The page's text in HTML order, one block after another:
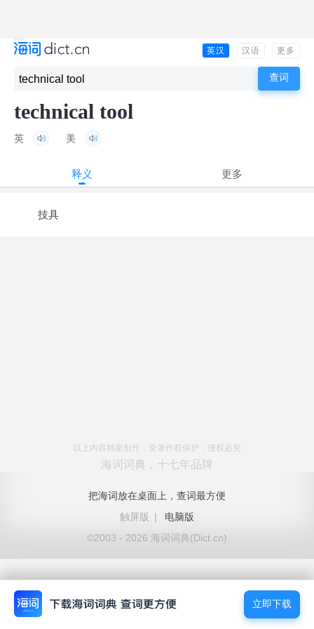
英汉 汉语 更多
technical tool
英 美
释义 更多
技具
以上内容独家创作，受著作权保护，侵权必究
海词词典，十七年品牌
把海词放在桌面上，查词最方便
触屏版
|
电脑版
©2003 - 2026 海词词典(Dict.cn)
立即下载
立即下载